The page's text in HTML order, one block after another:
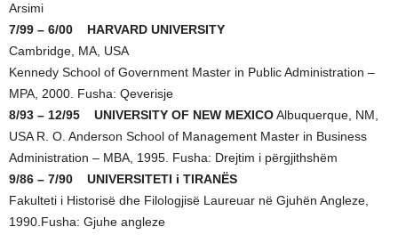
Arsimi
7/99 – 6/00 HARVARD UNIVERSITY
Cambridge, MA, USA
Kennedy School of Government Master in Public Administration –
MPA, 2000. Fusha: Qeverisje
8/93 – 12/95 UNIVERSITY OF NEW MEXICOAlbuquerque, NM,
USA R. O. Anderson School of Management Master in Business
Administration – MBA, 1995. Fusha: Drejtim i përgjithshëm
9/86 – 7/90 UNIVERSITETI i TIRANËS
Fakulteti i Historisë dhe Filologjisë Laureuar në Gjuhën Angleze,
1990.Fusha: Gjuhe angleze